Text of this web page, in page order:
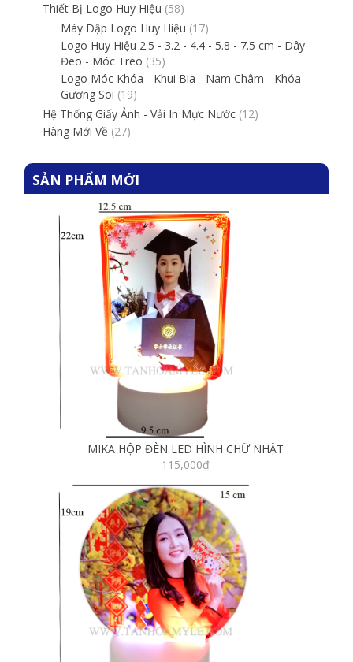
Thiết Bị Logo Huy Hiệu (58)
Máy Dập Logo Huy Hiệu (17)
Logo Huy Hiệu 2.5 - 3.2 - 4.4 - 5.8 - 7.5 cm - Dây
Đeo - Móc Treo (35)
Logo Móc Khóa - Khui Bia - Nam Châm - Khóa
Gương Soi (19)
Hệ Thống Giấy Ảnh - Vải In Mực Nước (12)
Hàng Mới Về (27)
SẢN PHẨM MỚI
MIKA HỘP ĐÈN LED HÌNH CHỮ NHẬT
115,000₫